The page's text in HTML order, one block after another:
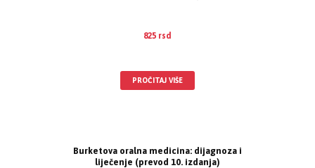
825 rsd
PROČITAJ VIŠE
Burketova oralna medicina: dijagnoza i
liječenje (prevod 10. izdanja)